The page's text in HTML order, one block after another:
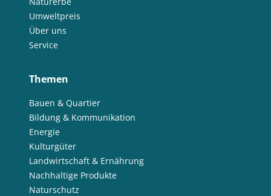
Umweltpreis
Über uns
Service
Themen
Bauen & Quartier
Bildung & Kommunikation
Energie
Kulturgüter
Landwirtschaft & Ernährung
Nachhaltige Produkte
Naturschutz